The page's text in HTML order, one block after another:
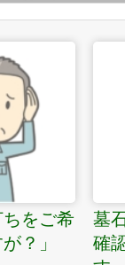
ちをご希
？」
墓
確